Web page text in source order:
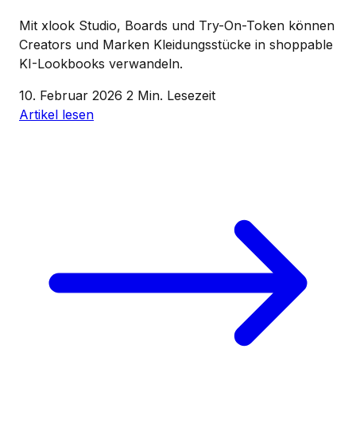
Mit xlook Studio, Boards und Try-On-Token können
Creators und Marken Kleidungsstücke in shoppable
KI-Lookbooks verwandeln.
10. Februar 2026 2 Min. Lesezeit
Artikel lesen